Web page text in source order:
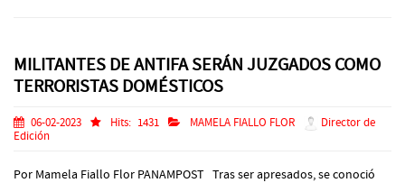
MILITANTES DE ANTIFA SERÁN JUZGADOS COMO
TERRORISTAS DOMÉSTICOS
06-02-2023 Hits: 1431 MAMELA FIALLO FLOR
Director de
Edición
Por Mamela Fiallo Flor PANAMPOST Tras ser apresados, se conoció